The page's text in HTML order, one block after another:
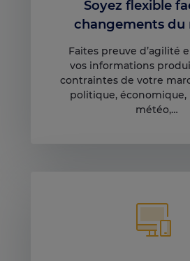
Soyez flexible
changements du
Faites preuve d’agilité
vos informations
contraintes de votre
politique, économique,
météo,…